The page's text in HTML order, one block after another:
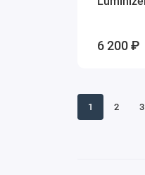
6 200 ₽
1 2 3